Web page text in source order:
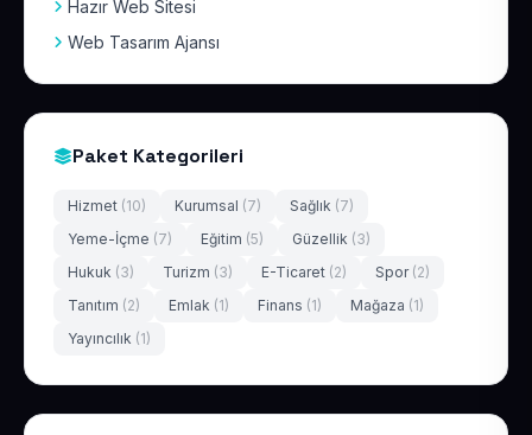
Hazır Web Sitesi
Web Tasarım Ajansı
Paket Kategorileri
Hizmet (10) Kurumsal (7) Sağlık (7)
Yeme-İçme (7) Eğitim (5) Güzellik (3)
Hukuk (3) Turizm (3) E-Ticaret (2) Spor (2)
Tanıtım (2) Emlak (1) Finans (1) Mağaza (1)
Yayıncılık (1)